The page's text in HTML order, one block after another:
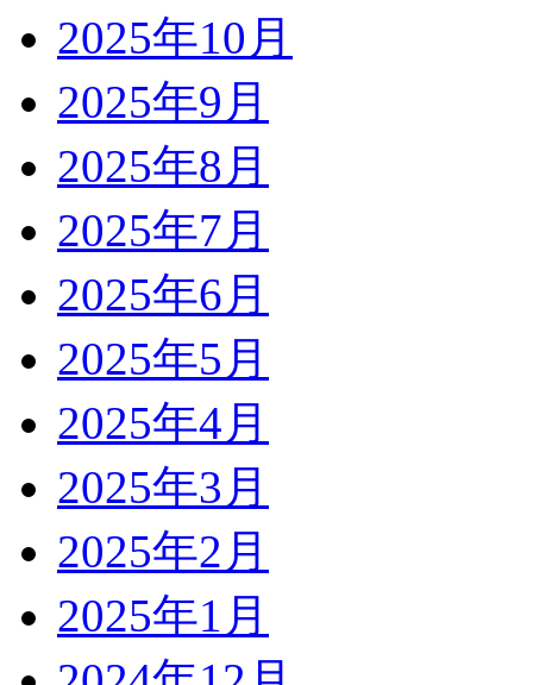
2025年10月
2025年9月
2025年8月
2025年7月
2025年6月
2025年5月
2025年4月
2025年3月
2025年2月
2025年1月